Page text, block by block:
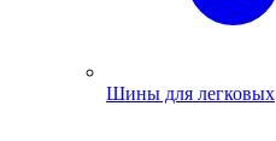
Шины для легковых